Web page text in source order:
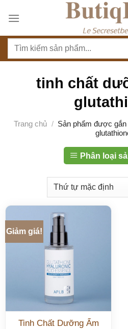
tinh chất
Trang chủ / Sản phẩm được
Phân loại
Giảm giá!
Tinh Chất Dưỡng Ẩm